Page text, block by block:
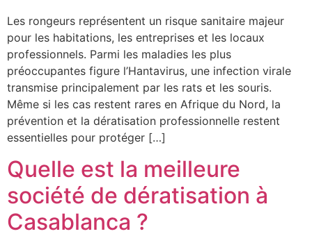
Les rongeurs représentent un risque sanitaire majeur
pour les habitations, les entreprises et les locaux
professionnels. Parmi les maladies les plus
préoccupantes figure l’Hantavirus, une infection virale
transmise principalement par les rats et les souris.
Même si les cas restent rares en Afrique du Nord, la
prévention et la dératisation professionnelle restent
essentielles pour protéger […]
Quelle est la meilleure
société de dératisation à
Casablanca ?